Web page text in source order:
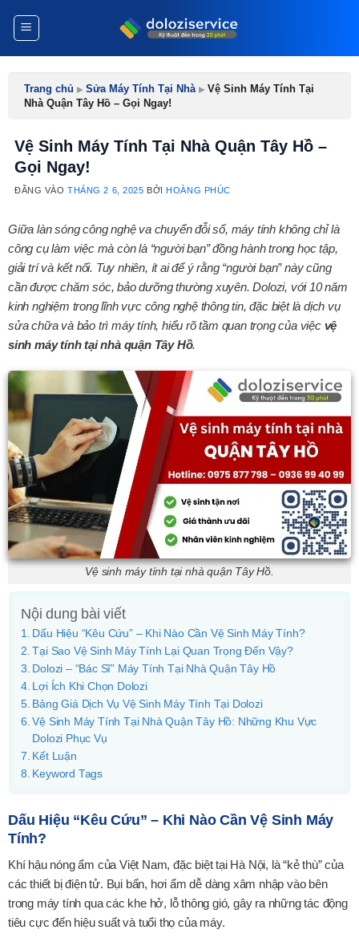
Trang chủ ▸ Sửa Máy Tính Tại Nhà▸ Vệ Sinh Máy Tính Tại
Nhà Quận Tây Hồ – Gọi Ngay!
Vệ Sinh Máy Tính Tại Nhà Quận Tây Hồ –
Gọi Ngay!
ĐĂNG VÀOTHÁNG 2 6, 2025 BỞIHOÀNG PHÚC
Giữa làn sóng công nghệ va chuyển đỗi số, máy tính không chỉ là
công cụ làm việc mà còn là “người bạn” đồng hành trong học tập,
giải trí và kết nối. Tuy nhiên, ít ai để ý rằng “người bạn” này cũng
cần được chăm sóc, bảo dưỡng thường xuyên. Dolozi, với 10 năm
kinh nghiệm trong lĩnh vực công nghệ thông tin, đặc biệt là dịch vụ
sửa chữa và bảo trì máy tính, hiểu rõ tầm quan trọng của việc vệ
sinh máy tính tại nhà quận Tây Hồ.
Vệ sinh máy tính tại nhà quận Tây Hồ.
Nội dung bài viết
Dấu Hiệu “Kêu Cứu” – Khi Nào Cần Vệ Sinh Máy Tính?
Tại Sao Vệ Sinh Máy Tính Lại Quan Trọng Đến Vậy?
Dolozi – “Bác Sĩ” Máy Tính Tại Nhà Quận Tây Hồ
Lợi Ích Khi Chọn Dolozi
Bảng Giá Dịch Vụ Vệ Sinh Máy Tính Tại Dolozi
Vệ Sinh Máy Tính Tại Nhà Quận Tây Hồ: Những Khu Vực
Dolozi Phục Vụ
Kết Luận
Keyword Tags
Dấu Hiệu “Kêu Cứu” – Khi Nào Cần Vệ Sinh Máy
Tính?
Khí hậu nóng ẩm của Việt Nam, đặc biệt tại Hà Nội, là “kẻ thù” của
các thiết bị điện tử. Bụi bẩn, hơi ẩm dễ dàng xâm nhập vào bên
trong máy tính qua các khe hở, lỗ thông gió, gây ra những tác động
tiêu cực đến hiệu suất và tuổi thọ của máy.